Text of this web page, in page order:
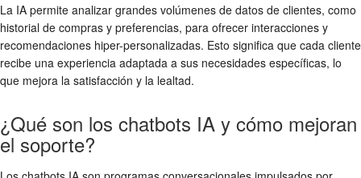
La IA permite analizar grandes volúmenes de datos de clientes, como
historial de compras y preferencias, para ofrecer interacciones y
recomendaciones hiper-personalizadas. Esto significa que cada cliente
recibe una experiencia adaptada a sus necesidades específicas, lo
que mejora la satisfacción y la lealtad.
¿Qué son los chatbots IA y cómo mejoran
el soporte?